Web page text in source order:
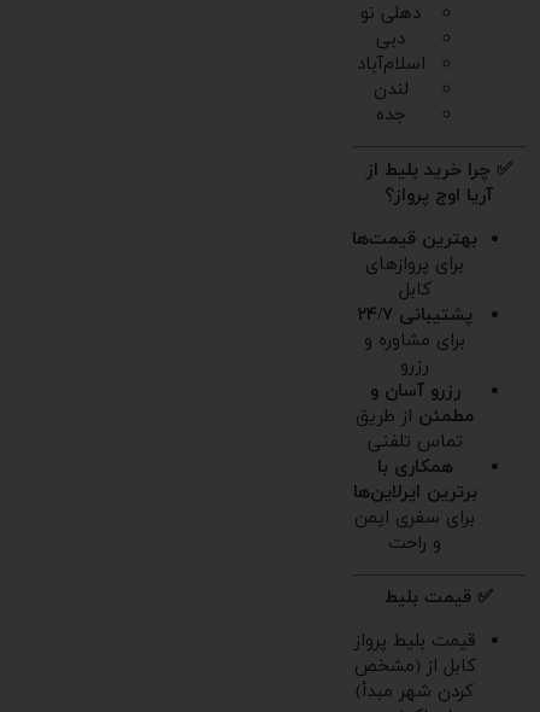
دهلی نو
دبی
اسلام‌آباد
لندن
جده
✅ چرا خرید بلیط از
آریا اوج پرواز؟
بهترین قیمت‌ها
برای پروازهای
کابل
پشتیبانی ۲۴/۷
برای مشاوره و
رزرو
رزرو آسان و
مطمئن از طریق
تماس تلفنی
همکاری با
برترین ایرلاین‌ها
برای سفری ایمن
و راحت
✅ قیمت بلیط
قیمت بلیط پرواز
کابل از (مشخص
کردن شهر مبدأ)